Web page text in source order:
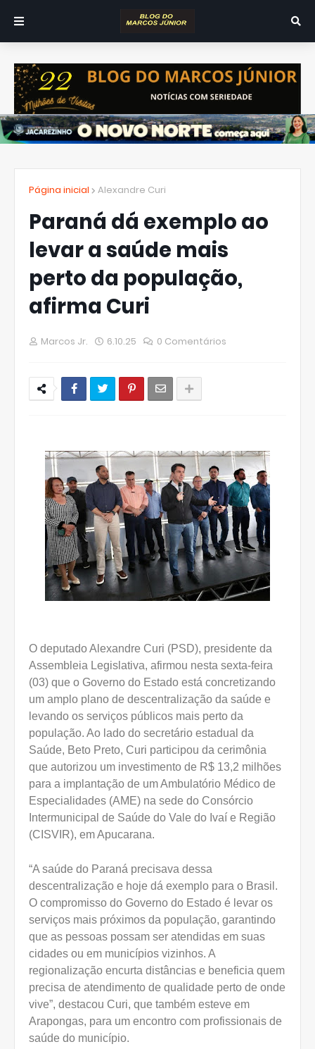
Página inicial Alexandre Curi
Paraná dá exemplo ao
levar a saúde mais
perto da população,
afirma Curi
Marcos Jr. 6.10.25 0 Comentários
O deputado Alexandre Curi (PSD), presidente da
Assembleia Legislativa, afirmou nesta sexta-feira
(03) que o Governo do Estado está concretizando
um amplo plano de descentralização da saúde e
levando os serviços públicos mais perto da
população. Ao lado do secretário estadual da
Saúde, Beto Preto, Curi participou da cerimônia
que autorizou um investimento de R$ 13,2 milhões
para a implantação de um Ambulatório Médico de
Especialidades (AME) na sede do Consórcio
Intermunicipal de Saúde do Vale do Ivaí e Região
(CISVIR), em Apucarana.
“A saúde do Paraná precisava dessa
descentralização e hoje dá exemplo para o Brasil.
O compromisso do Governo do Estado é levar os
serviços mais próximos da população, garantindo
que as pessoas possam ser atendidas em suas
cidades ou em municípios vizinhos. A
regionalização encurta distâncias e beneficia quem
precisa de atendimento de qualidade perto de onde
vive”, destacou Curi, que também esteve em
Arapongas, para um encontro com profissionais de
saúde do município.